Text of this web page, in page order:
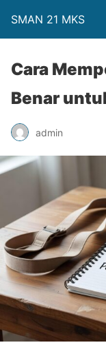
SMAN 21 MKS
Cara
Benar
admin